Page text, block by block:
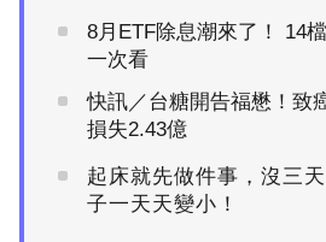
8月ETF除息潮來了！ 14
一次看
快訊／台糖開告福懋！致
損失2.43億
起床就先做件事，沒三
子一天天變小！